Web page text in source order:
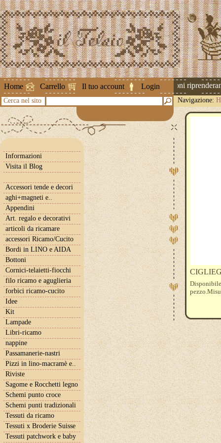
Home Carrello Il tuo account Login
Attenzione ! Le spedizioni
Cerca nel sito Navigazione:
Informazioni
Visita il Blog
Accessori tende e decori
aghi+magneti e..
Appendini
Art. regalo e decorativi
articoli da ricamare
accessori Ricamo/Cucito
Bordi in LINO e AIDA
Bottoni
Cornici-telaietti-fiocchi
filo ricamo e aguglieria
forbici ricamo-cucito
Idee
Kit
Lampade
Libri-ricamo
nappine
Passamanerie-nastri
Pizzi in lino-macramè e..
Riviste
Sagome e Rocchetti legno
Schemi punto croce
Schemi punti tradizionali
Tessuti da ricamo
Tessuti x Broderie Suisse
Tessuti patchwork e baby